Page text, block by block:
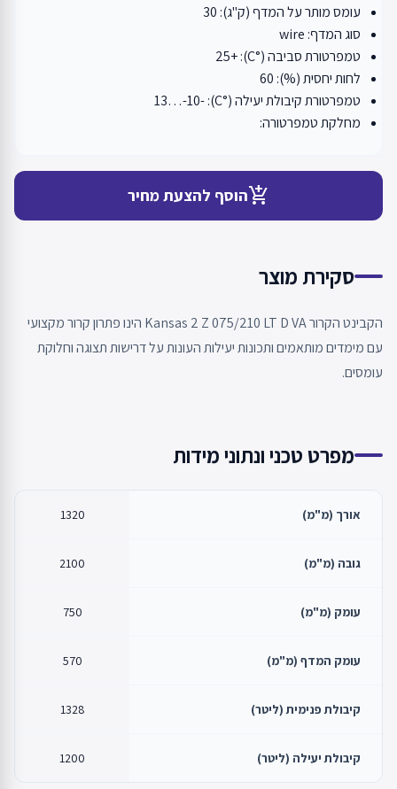
עומס מותר על המדף (ק"ג): 30
סוג המדף: wire
טמפרטורת סביבה (°C): +25
לחות יחסית (%): 60
טמפרטורת קיבולת יעילה (°C): -13…-10
מחלקת טמפרטורה:
add_shopping_cartהוסף להצעת מחיר
סקירת מוצר
הקבינט הקרור Kansas 2 Z 075/210 LT D VA הינו פתרון קרור מקצועי
עם מימדים מותאמים ותכונות יעילות העונות על דרישות תצוגה וחלוקת
עומסים.
מפרט טכני ונתוני מידות
אורך (מ"מ) 1320
גובה (מ"מ) 2100
עומק (מ"מ) 750
עומק המדף (מ"מ) 570
קיבולת פנימית (ליטר) 1328
קיבולת יעילה (ליטר) 1200